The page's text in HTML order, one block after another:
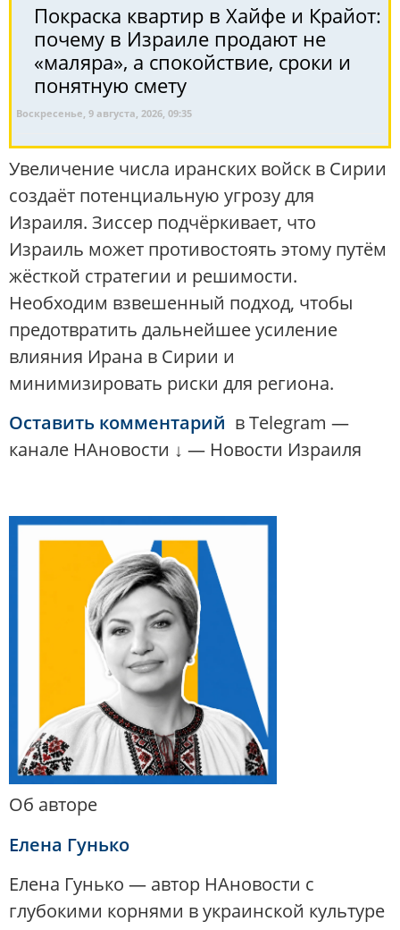
Покраска квартир в Хайфе и Крайот:
почему в Израиле продают не
«маляра», а спокойствие, сроки и
понятную смету
Воскресенье, 9 августа, 2026, 09:35
Увеличение числа иранских войск в Сирии
создаёт потенциальную угрозу для
Израиля. Зиссер подчёркивает, что
Израиль может противостоять этому путём
жёсткой стратегии и решимости.
Необходим взвешенный подход, чтобы
предотвратить дальнейшее усиление
влияния Ирана в Сирии и
минимизировать риски для региона.
Оставить комментарий в Telegram —
канале НАновости ↓ — Новости Израиля
Об авторе
Елена Гунько
Елена Гунько — автор НАновости с
глубокими корнями в украинской культуре